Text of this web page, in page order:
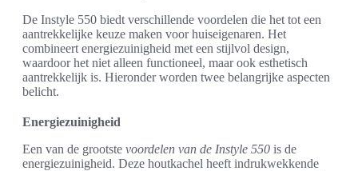
De Instyle 550 biedt verschillende voordelen die het tot een
aantrekkelijke keuze maken voor huiseigenaren. Het
combineert energiezuinigheid met een stijlvol design,
waardoor het niet alleen functioneel, maar ook esthetisch
aantrekkelijk is. Hieronder worden twee belangrijke aspecten
belicht.
Energiezuinigheid
Een van de grootste voordelen van de Instyle 550 is de
energiezuinigheid. Deze houtkachel heeft indrukwekkende